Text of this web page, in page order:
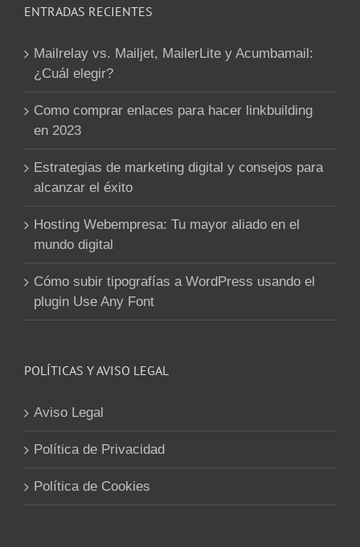
ENTRADAS RECIENTES
Mailrelay vs. Mailjet, MailerLite y Acumbamail:
¿Cuál elegir?
Como comprar enlaces para hacer linkbuilding
en 2023
Estrategias de marketing digital y consejos para
alcanzar el éxito
Hosting Webempresa: Tu mayor aliado en el
mundo digital
Cómo subir tipografías a WordPress usando el
plugin Use Any Font
POLÍTICAS Y AVISO LEGAL
Aviso Legal
Política de Privacidad
Política de Cookies